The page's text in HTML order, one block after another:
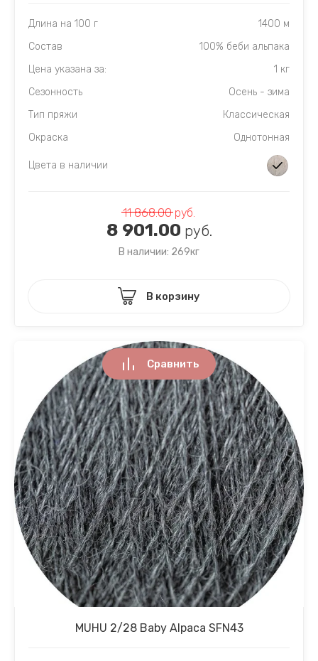
Длина на 100 г
1400 м
Состав
100% беби альпака
Цена указана за:
1 кг
Сезонность
Осень - зима
Тип пряжи
Классическая
Окраска
Однотонная
Цвета в наличии
11 868.00руб.
8 901.00 руб.
В наличии: 269кг
В корзину
MUHU 2/28 Baby Alpaca SFN43
Сравнить